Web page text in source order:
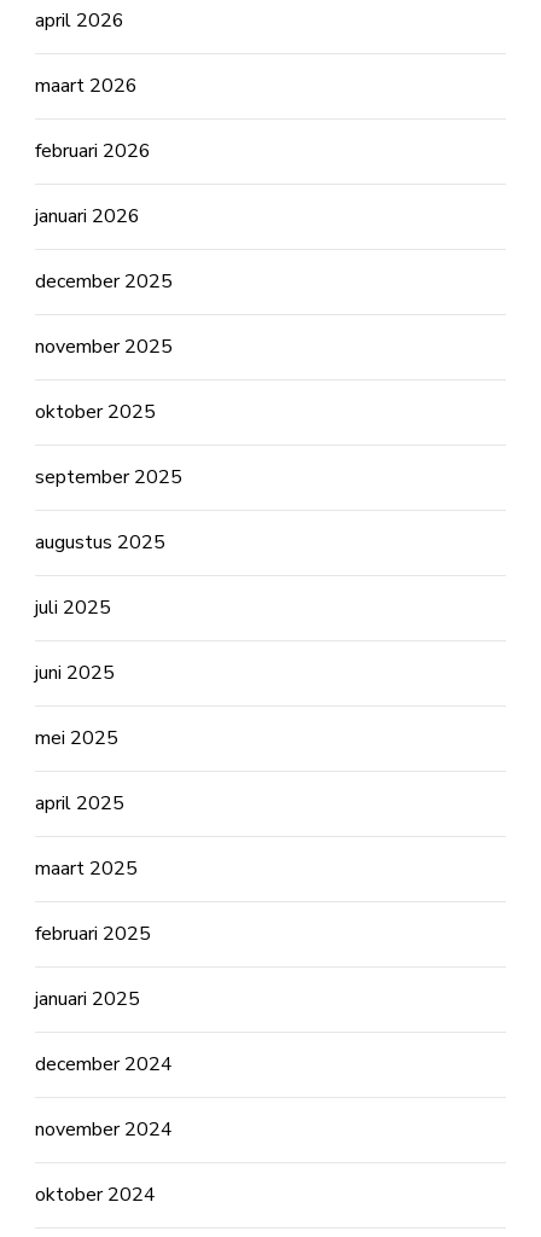
april 2026
maart 2026
februari 2026
januari 2026
december 2025
november 2025
oktober 2025
september 2025
augustus 2025
juli 2025
juni 2025
mei 2025
april 2025
maart 2025
februari 2025
januari 2025
december 2024
november 2024
oktober 2024